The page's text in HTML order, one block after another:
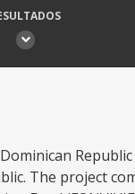
Republic
The project